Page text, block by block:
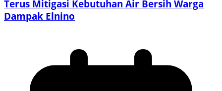
Terus Mitigasi Kebutuhan Air Bersih Warga
Dampak Elnino